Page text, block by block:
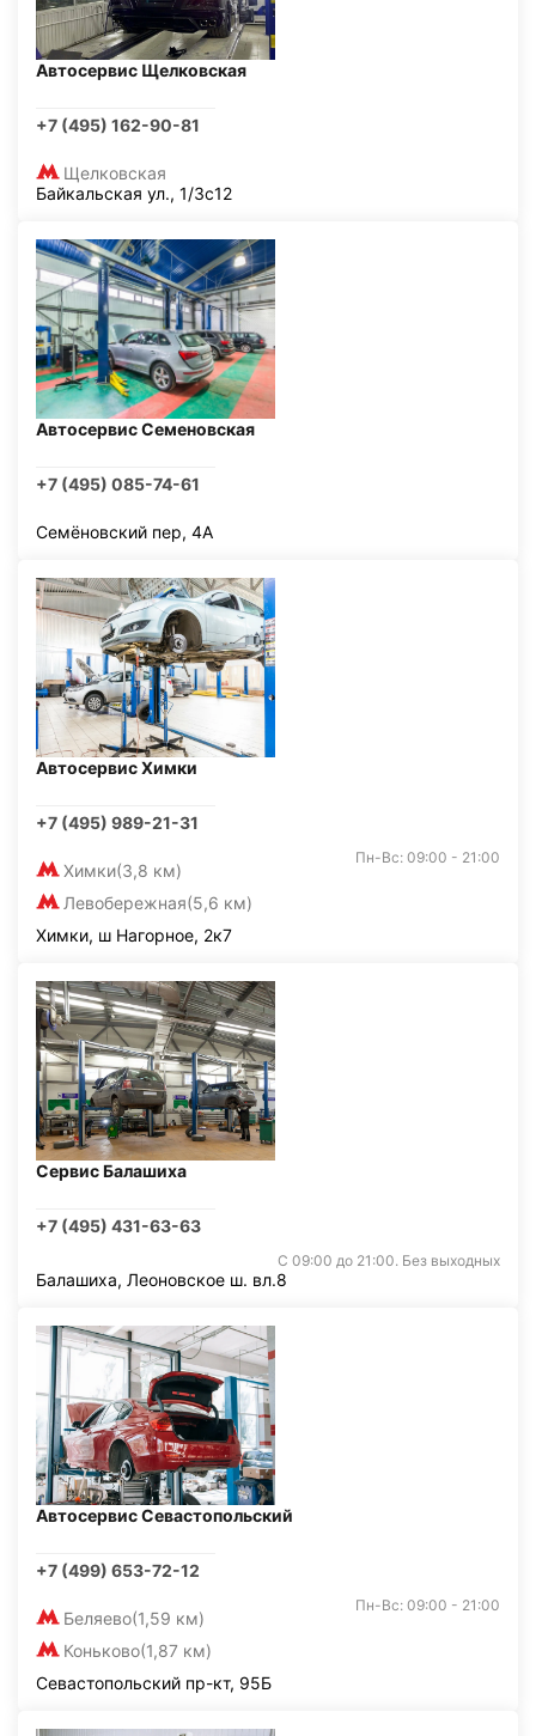
Автосервис Щелковская
+7 (495) 162-90-81
Щелковская
Байкальская ул., 1/3с12
Автосервис Семеновская
+7 (495) 085-74-61
Семёновский пер, 4А
Автосервис Химки
+7 (495) 989-21-31
Химки(3,8 км)
Левобережная(5,6 км)
Пн-Вс: 09:00 - 21:00
Химки, ш Нагорное, 2к7
Сервис Балашиха
+7 (495) 431-63-63
С 09:00 до 21:00. Без выходных
Балашиха, Леоновское ш. вл.8
Автосервис Севастопольский
+7 (499) 653-72-12
Беляево(1,59 км)
Коньково(1,87 км)
Пн-Вс: 09:00 - 21:00
Севастопольский пр-кт, 95Б